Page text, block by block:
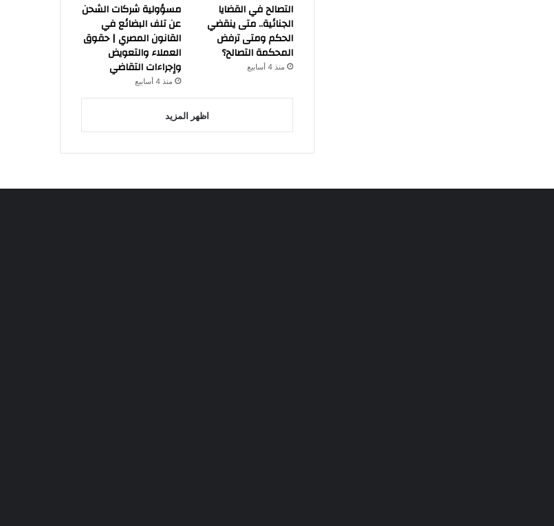
التصالح في القضايا
الجنائية.. متى ينقضي
الحكم ومتى ترفض
المحكمة التصالح؟
منذ 4 أسابيع
مسؤولية شركات الشحن
عن تلف البضائع في
القانون المصري | حقوق
العملاء والتعويض
وإجراءات التقاضي
منذ 4 أسابيع
اظهر المزيد